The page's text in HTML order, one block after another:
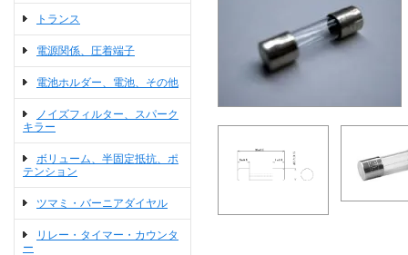
トランス
電源関係、圧着端子
電池ホルダー、電池、その他
ノイズフィルター、スパーク
キラー
ボリューム、半固定抵抗、ポ
テンション
ツマミ・バーニアダイヤル
リレー・タイマー・カウンタ
ー